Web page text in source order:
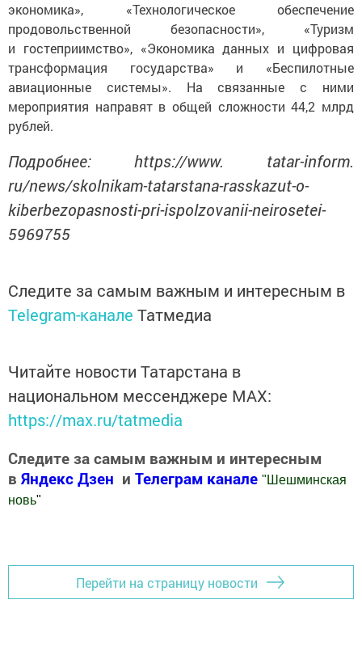
экономика», «Технологическое обеспечение
продовольственной безопасности», «Туризм
и гостеприимство», «Экономика данных и цифровая
трансформация государства» и «Беспилотные
авиационные системы». На связанные с ними
мероприятия направят в общей сложности 44,2 млрд
рублей.
Подробнее: https://www. tatar-inform.
ru/news/skolnikam-tatarstana-rasskazut-o-
kiberbezopasnosti-pri-ispolzovanii-neirosetei-
5969755
Следите за самым важным и интересным в
Telegram-канале Татмедиа
Читайте новости Татарстана в
национальном мессенджере MАХ:
https://max.ru/tatmedia
Следите за самым важным и интересным
в Яндекс Дзен и Телеграм канале " Шешминская
новь"
Перейти на страницу новости